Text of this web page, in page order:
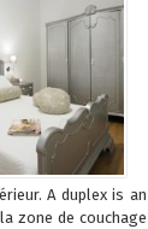
A duplex is an
zone de couchage